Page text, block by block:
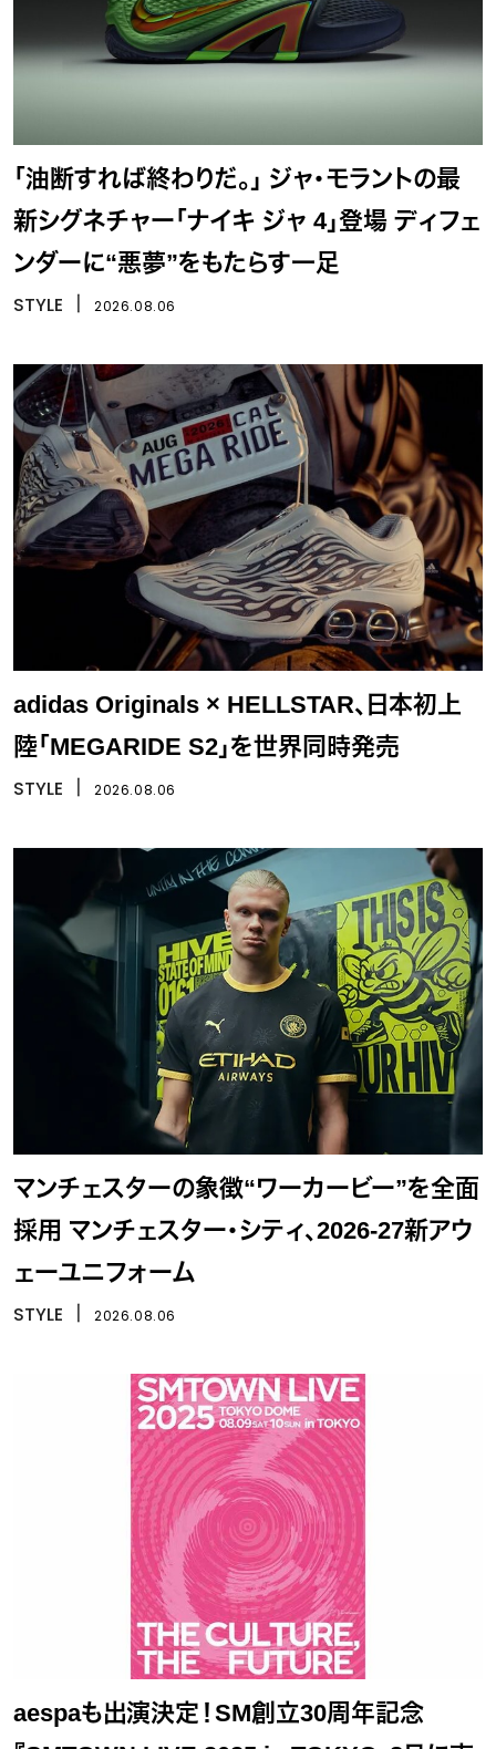
「油断すれば終わりだ。」 ジャ・モラントの最
新シグネチャー「ナイキ ジャ 4」登場 ディフェ
ンダーに“悪夢”をもたらす一足
STYLE 2026.08.06
adidas Originals × HELLSTAR、日本初上
陸「MEGARIDE S2」を世界同時発売
STYLE 2026.08.06
マンチェスターの象徴“ワーカービー”を全面
採用 マンチェスター・シティ、2026-27新アウ
ェーユニフォーム
STYLE 2026.08.06
aespaも出演決定！SM創立30周年記念